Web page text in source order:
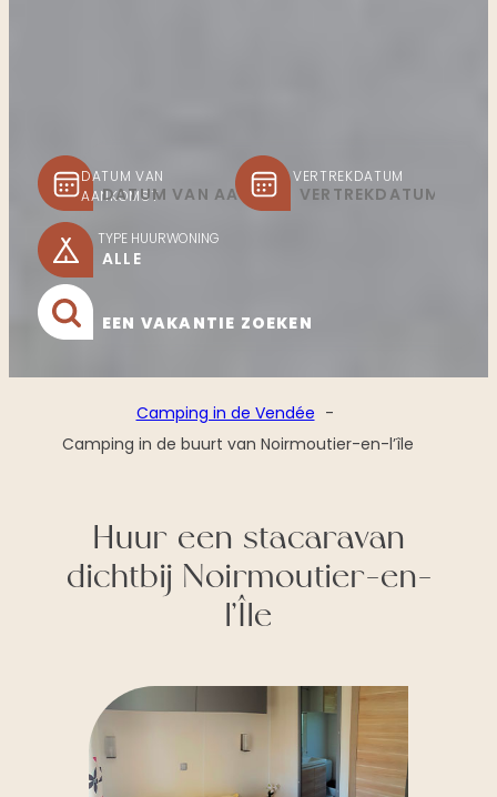
DATUM VAN
AANKOMST
VERTREKDATUM
TYPE HUURWONING
EEN VAKANTIE ZOEKEN
Camping in de Vendée
Camping in de buurt van Noirmoutier-en-l’île
Huur een stacaravan
dichtbij Noirmoutier-en-
l’Île